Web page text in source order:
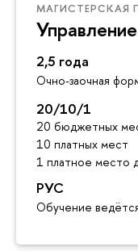
МАГИСТЕРСКАЯ
2,5 года
Очно-заочная
20/10/1
20 бюджетных
10 платных мест
1 платное место
РУС
Обучение